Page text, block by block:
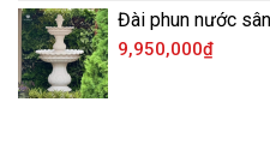
Đài phun nước
9,950,000₫